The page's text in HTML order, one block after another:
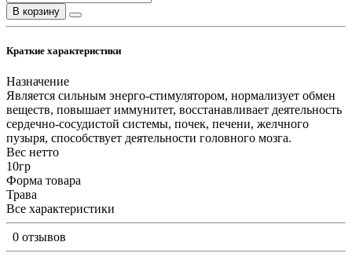
В корзину
Краткие характеристики
Назначение
Является сильным энерго-стимулятором, нормализует обмен
веществ, повышает иммунитет, восстанавливает деятельность
сердечно-сосудистой системы, почек, печени, желчного
пузыря, способствует деятельности головного мозга.
Вес нетто
10гр
Форма товара
Трава
Все характеристики
0 отзывов